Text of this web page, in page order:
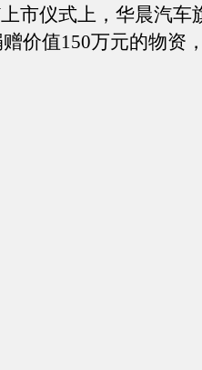
市仪式上，华晨汽车
价值150万元的物资